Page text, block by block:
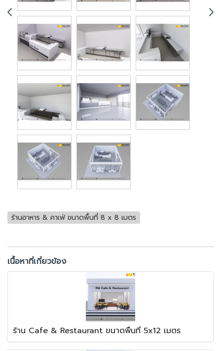
ร้านอาหาร & คาเฟ่ ขนาดพื้นที่ 8 x 8 เมตร
เนื้อหาที่เกี่ยวข้อง
ร้าน Cafe & Restaurant ขนาดพื้นที่ 5x12 เมตร